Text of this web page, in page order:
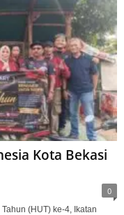
Kota Bekasi
0
(HUT) ke-4, Ikatan